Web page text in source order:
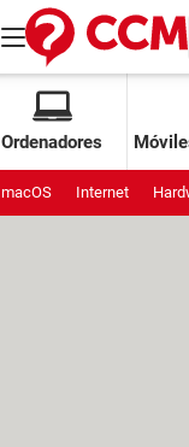
Ordenadores
macOS Internet